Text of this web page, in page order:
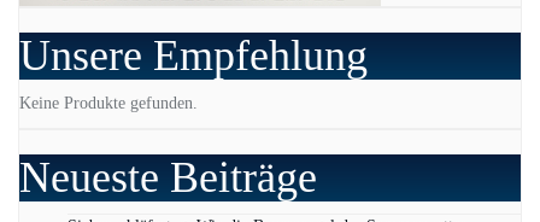
Unsere Empfehlung
Keine Produkte gefunden.
Neueste Beiträge